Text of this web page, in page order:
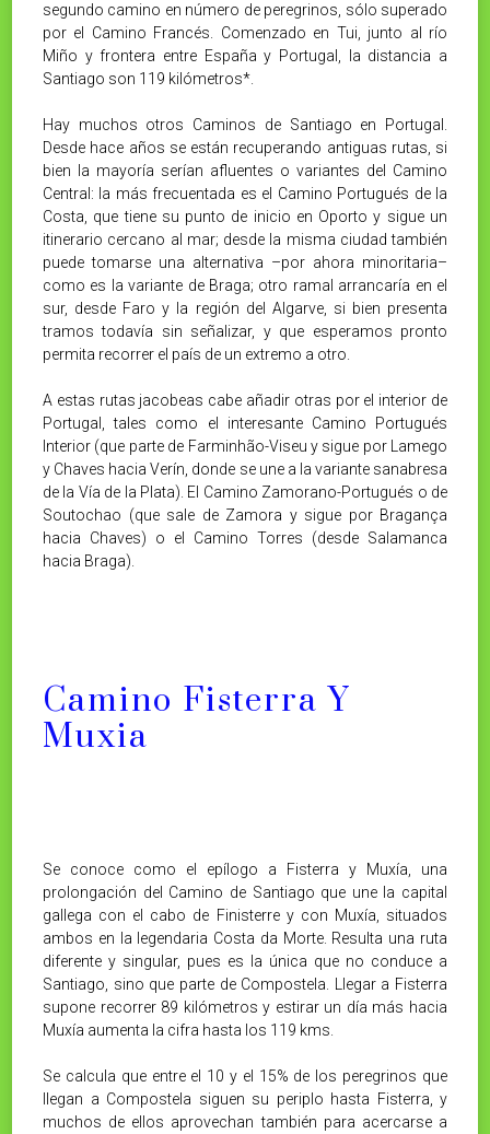
segundo camino en número de peregrinos, sólo superado
por el Camino Francés. Comenzado en Tui, junto al río
Miño y frontera entre España y Portugal, la distancia a
Santiago son 119 kilómetros*.
Hay muchos otros Caminos de Santiago en Portugal.
Desde hace años se están recuperando antiguas rutas, si
bien la mayoría serían afluentes o variantes del Camino
Central: la más frecuentada es el Camino Portugués de la
Costa, que tiene su punto de inicio en Oporto y sigue un
itinerario cercano al mar; desde la misma ciudad también
puede tomarse una alternativa –por ahora minoritaria–
como es la variante de Braga; otro ramal arrancaría en el
sur, desde Faro y la región del Algarve, si bien presenta
tramos todavía sin señalizar, y que esperamos pronto
permita recorrer el país de un extremo a otro.
A estas rutas jacobeas cabe añadir otras por el interior de
Portugal, tales como el interesante Camino Portugués
Interior (que parte de Farminhão-Viseu y sigue por Lamego
y Chaves hacia Verín, donde se une a la variante sanabresa
de la Vía de la Plata). El Camino Zamorano-Portugués o de
Soutochao (que sale de Zamora y sigue por Bragança
hacia Chaves) o el Camino Torres (desde Salamanca
hacia Braga).
Camino Fisterra Y
Muxia
Se conoce como el epílogo a Fisterra y Muxía, una
prolongación del Camino de Santiago que une la capital
gallega con el cabo de Finisterre y con Muxía, situados
ambos en la legendaria Costa da Morte. Resulta una ruta
diferente y singular, pues es la única que no conduce a
Santiago, sino que parte de Compostela. Llegar a Fisterra
supone recorrer 89 kilómetros y estirar un día más hacia
Muxía aumenta la cifra hasta los 119 kms.
Se calcula que entre el 10 y el 15% de los peregrinos que
llegan a Compostela siguen su periplo hasta Fisterra, y
muchos de ellos aprovechan también para acercarse a